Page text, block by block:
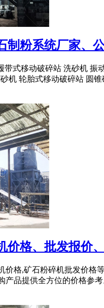
制粉系统厂家、
式移动破碎站 洗砂机
机 轮胎式移动破碎站 圆
价格、批发报价
价格,矿石粉碎机批发价
品提供全方位的价格参考